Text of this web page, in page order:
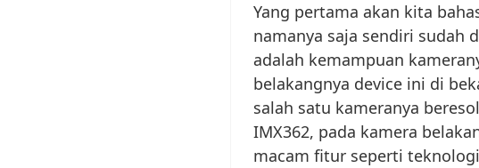
Yang pertama akan kita
namanya saja sendiri sudah
adalah kemampuan
belakangnya device ini di
salah satu kameranya
IMX362, pada kamera
macam fitur seperti